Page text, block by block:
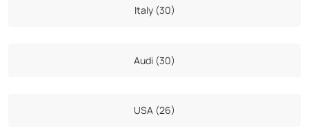
Italy (30)
Audi (30)
USA (26)